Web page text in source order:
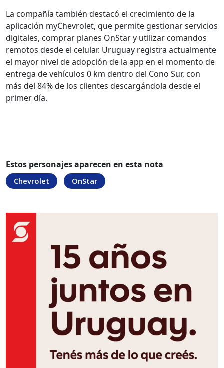
La compañía también destacó el crecimiento de la
aplicación myChevrolet, que permite gestionar servicios
digitales, comprar planes OnStar y utilizar comandos
remotos desde el celular. Uruguay registra actualmente
el mayor nivel de adopción de la app en el momento de
entrega de vehículos 0 km dentro del Cono Sur, con
más del 84% de los clientes descargándola desde el
primer día.
Estos personajes aparecen en esta nota
Chevrolet OnStar